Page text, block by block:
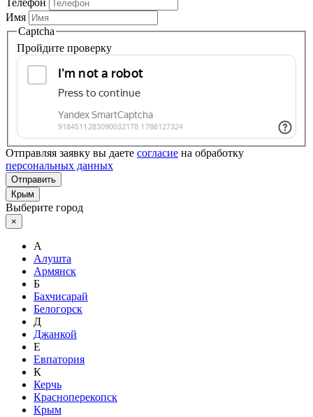
Телефон
Имя
Captcha
Пройдите проверку
Отправляя заявку вы даете согласие на обработку
персональных данных
Отправить
Крым
Выберите город
×
А
Алушта
Армянск
Б
Бахчисарай
Белогорск
Д
Джанкой
Е
Евпатория
К
Керчь
Красноперекопск
Крым